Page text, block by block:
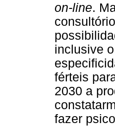
on-line.
inclusive
férteis
2030 a
fazer